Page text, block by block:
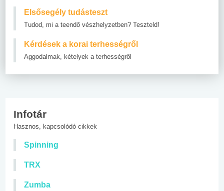
Elsősegély tudásteszt
Tudod, mi a teendő vészhelyzetben? Teszteld!
Kérdések a korai terhességről
Aggodalmak, kételyek a terhességről
Infotár
Hasznos, kapcsolódó cikkek
Spinning
TRX
Zumba